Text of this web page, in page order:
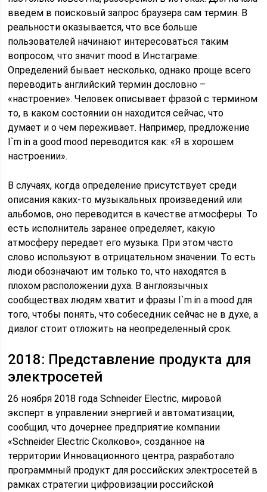
введем в поисковый запрос браузера сам термин. В
реальности оказывается, что все больше
пользователей начинают интересоваться таким
вопросом, что значит mood в Инстаграме.
Определений бывает несколько, однако проще всего
переводить английский термин дословно –
«настроение». Человек описывает фразой с термином
то, в каком состоянии он находится сейчас, что
думает и о чем переживает. Например, предложение
I`m in a good mood переводится как: «Я в хорошем
настроении».
В случаях, когда определение присутствует среди
описания каких-то музыкальных произведений или
альбомов, оно переводится в качестве атмосферы. То
есть исполнитель заранее определяет, какую
атмосферу передает его музыка. При этом часто
слово используют в отрицательном значении. То есть
люди обозначают им только то, что находятся в
плохом расположении духа. В англоязычных
сообществах людям хватит и фразы I`m in a mood для
того, чтобы понять, что собеседник сейчас не в духе, а
диалог стоит отложить на неопределенный срок.
2018: Представление продукта для
электросетей
26 ноября 2018 года Schneider Electric, мировой
эксперт в управлении энергией и автоматизации,
сообщил, что дочернее предприятие компании
«Schneider Electric Сколково», созданное на
территории Инновационного центра, разработало
программный продукт для российских электросетей в
рамках стратегии цифровизации российской